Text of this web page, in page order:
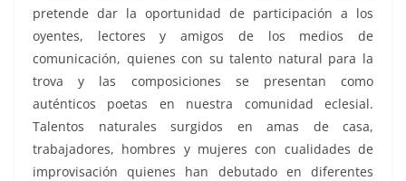
pretende dar la oportunidad de participación a los
oyentes, lectores y amigos de los medios de
comunicación, quienes con su talento natural para la
trova y las composiciones se presentan como
auténticos poetas en nuestra comunidad eclesial.
Talentos naturales surgidos en amas de casa,
trabajadores, hombres y mujeres con cualidades de
improvisación quienes han debutado en diferentes